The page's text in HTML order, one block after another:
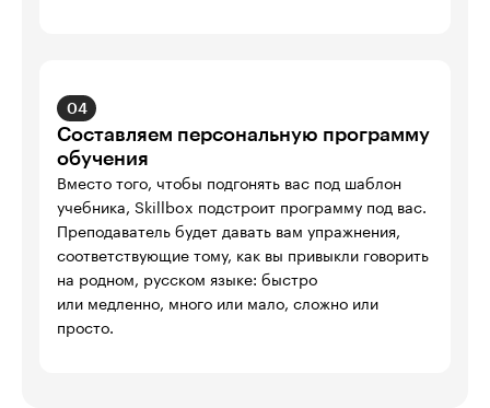
04
Составляем персональную программу
обучения
Вместо того, чтобы подгонять вас под шаблон
учебника, Skillbox подстроит программу под вас.
Преподаватель будет давать вам упражнения,
соответствующие тому, как вы привыкли говорить
на родном, русском языке: быстро
или медленно, много или мало, сложно или
просто.